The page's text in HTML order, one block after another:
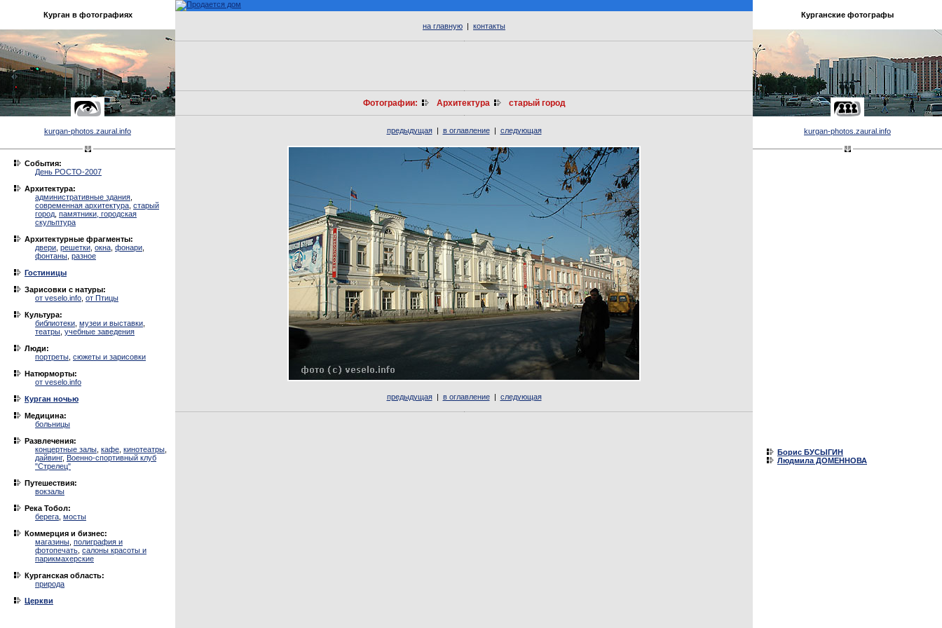
Курган в фотографиях
kurgan-photos.zaural.info
События:
День РОСТО-2007
Архитектура:
административные здания
современная архитектура старый
город памятники, городская
скульптура
Архитектурные фрагменты:
двери решетки окна фонари
фонтаны разное
Гостиницы
Зарисовки с натуры:
от veselo.info от Птицы
Культура:
библиотеки музеи и выставки
театры учебные заведения
Люди:
портреты сюжеты и зарисовки
Натюрморты:
от veselo.info
Курган ночью
Медицина:
больницы
Развлечения:
концертные залы кафе кинотеатры
дайвинг, Военно-спортивный клуб
"Стрелец"
Путешествия:
вокзалы
Река Тобол:
берега мосты
Коммерция и бизнес:
магазины полиграфия и
фотопечать салоны красоты и
парикмахерские
Курганская область:
природа
Церкви
на главную | контакты
Фотографии: Архитектура старый город
предыдущая| в оглавление| следующая
предыдущая| в оглавление| следующая
Курганские фотографы
kurgan-photos.zaural.info
Борис БУСЫГИН
Людмила ДОМЕННОВА